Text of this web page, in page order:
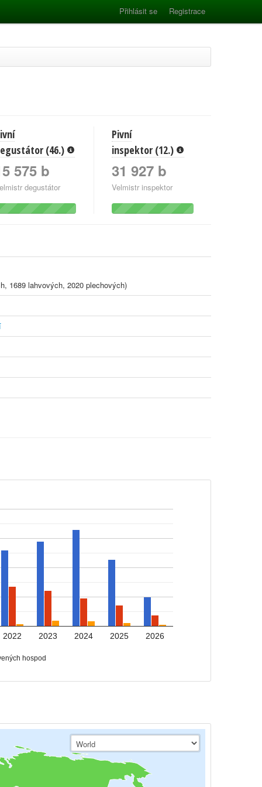
Přihlásit se Registrace
(46.)
575 b
degustátor
Pivní
inspektor (12.)
31 927 b
Velmistr inspektor
1689 lahvových, 2020 plechových)
hospod
2022 2023 2024 2025 2026